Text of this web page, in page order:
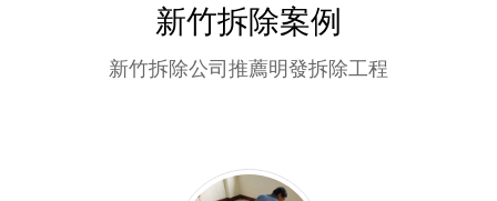
新竹拆除案例
新竹拆除公司推薦明發拆除工程